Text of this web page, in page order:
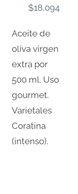
$18,094
Aceite de
oliva virgen
extra por
500 ml. Uso
gourmet.
Varietales
Coratina
(intenso).